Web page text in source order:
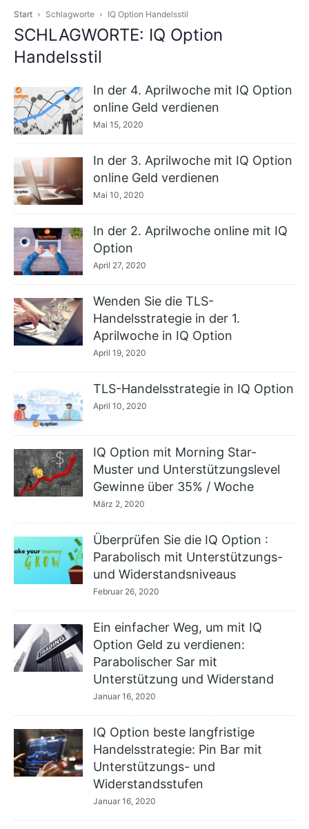
Start Schlagworte IQ Option Handelsstil
SCHLAGWORTE: IQ Option
Handelsstil
In der 4. Aprilwoche mit IQ Option
online Geld verdienen
Mai 15, 2020
In der 3. Aprilwoche mit IQ Option
online Geld verdienen
Mai 10, 2020
In der 2. Aprilwoche online mit IQ
Option
April 27, 2020
Wenden Sie die TLS-
Handelsstrategie in der 1.
Aprilwoche in IQ Option
April 19, 2020
TLS-Handelsstrategie in IQ Option
April 10, 2020
IQ Option mit Morning Star-
Muster und Unterstützungslevel
Gewinne über 35% / Woche
März 2, 2020
Überprüfen Sie die IQ Option :
Parabolisch mit Unterstützungs-
und Widerstandsniveaus
Februar 26, 2020
Ein einfacher Weg, um mit IQ
Option Geld zu verdienen:
Parabolischer Sar mit
Unterstützung und Widerstand
Januar 16, 2020
IQ Option beste langfristige
Handelsstrategie: Pin Bar mit
Unterstützungs- und
Widerstandsstufen
Januar 16, 2020